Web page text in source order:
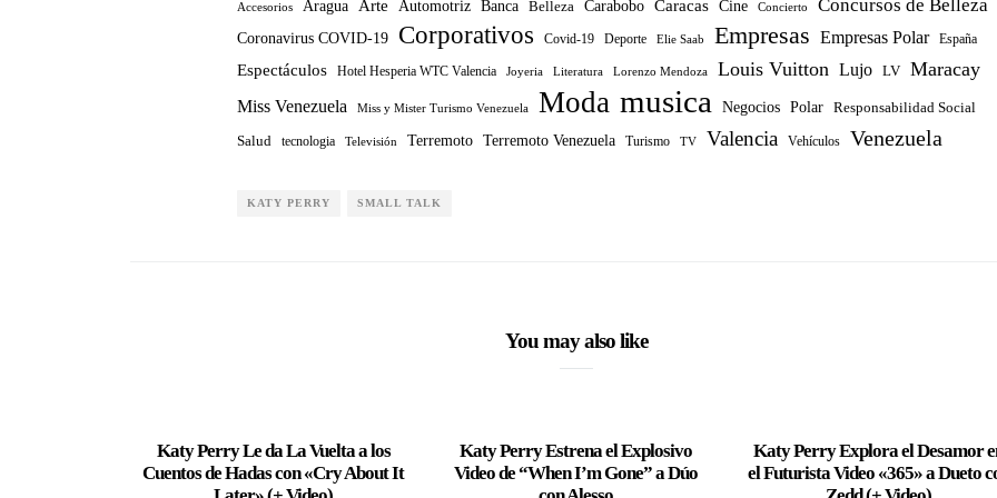
Accesorios Aragua Arte Automotriz Banca Belleza Carabobo Caracas Cine Concierto Concursos de Belleza
Coronavirus COVID-19 Corporativos Covid-19 Deporte Elie Saab Empresas Empresas Polar España
Espectáculos Hotel Hesperia WTC Valencia Joyeria Literatura Lorenzo Mendoza Louis Vuitton Lujo LV Maracay
Miss Venezuela Miss y Mister Turismo Venezuela Moda musica Negocios Polar Responsabilidad Social
Salud tecnologia Televisión Terremoto Terremoto Venezuela Turismo TV Valencia Vehículos Venezuela
KATY PERRY SMALL TALK
You may also like
Katy Perry Le da La Vuelta a los
Cuentos de Hadas con «Cry About It
Katy Perry Estrena el Explosivo
Video de “When I’m Gone” a Dúo
Katy Perry Explora el Desamor
el Futurista Video «365» a Dueto